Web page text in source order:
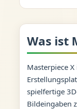
Was ist
Masterpiece
spielfertige
Bildeingaben